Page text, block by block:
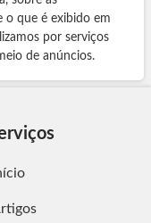
o que é exibido em
por serviços
de anúncios.